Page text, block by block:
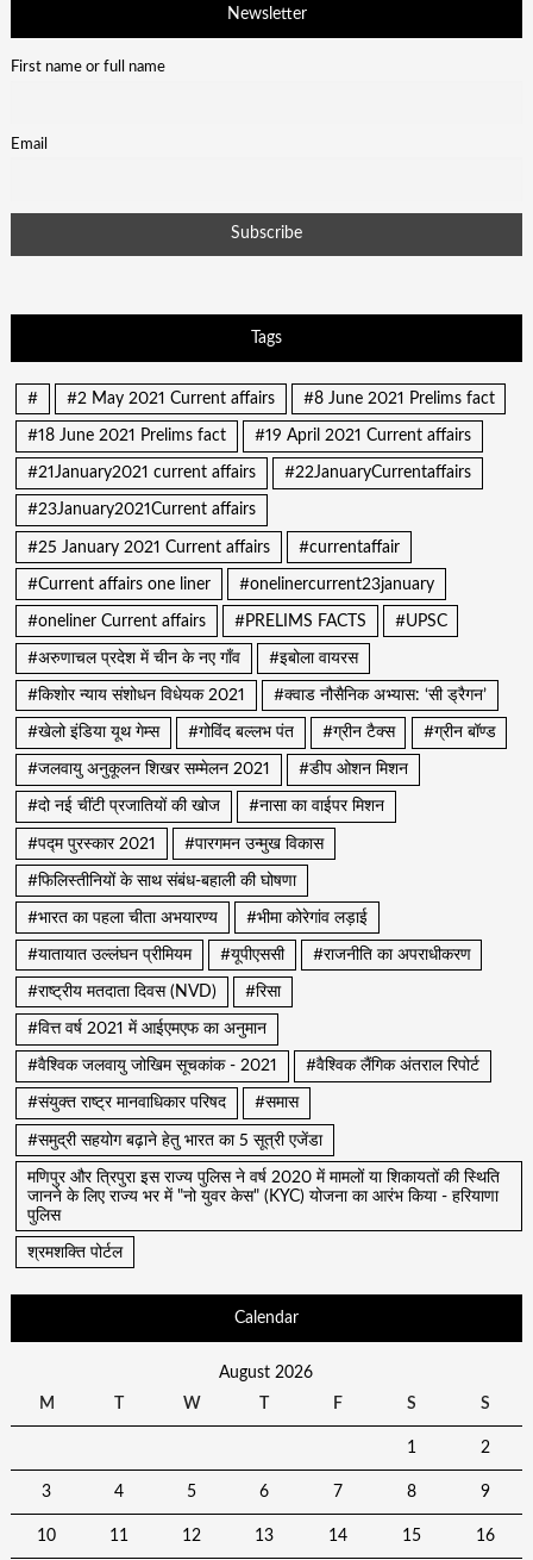
Newsletter
First name or full name
Email
Tags
# #2 May 2021 Current affairs #8 June 2021 Prelims fact
#18 June 2021 Prelims fact #19 April 2021 Current affairs
#21January2021 current affairs #22JanuaryCurrentaffairs
#23January2021Current affairs
#25 January 2021 Current affairs #currentaffair
#Current affairs one liner #onelinercurrent23january
#oneliner Current affairs #PRELIMS FACTS #UPSC
#अरुणाचल प्रदेश में चीन के नए गाँव #इबोला वायरस
#किशोर न्याय संशोधन विधेयक 2021 #क्वाड नौसैनिक अभ्यास: ‘सी ड्रैगन’
#खेलो इंडिया यूथ गेम्स #गोविंद बल्लभ पंत #ग्रीन टैक्स #ग्रीन बॉण्ड
#जलवायु अनुकूलन शिखर सम्मेलन 2021 #डीप ओशन मिशन
#दो नई चींटी प्रजातियों की खोज #नासा का वाईपर मिशन
#पद्म पुरस्कार 2021 #पारगमन उन्मुख विकास
#फिलिस्तीनियों के साथ संबंध-बहाली की घोषणा
#भारत का पहला चीता अभयारण्य #भीमा कोरेगांव लड़ाई
#यातायात उल्लंघन प्रीमियम #यूपीएससी #राजनीति का अपराधीकरण
#राष्ट्रीय मतदाता दिवस (NVD) #रिसा
#वित्त वर्ष 2021 में आईएमएफ का अनुमान
#वैश्विक जलवायु जोखिम सूचकांक - 2021 #वैश्विक लैंगिक अंतराल रिपोर्ट
#संयुक्त राष्ट्र मानवाधिकार परिषद #समास
#समुद्री सहयोग बढ़ाने हेतु भारत का 5 सूत्री एजेंडा
मणिपुर और त्रिपुरा इस राज्य पुलिस ने वर्ष 2020 में मामलों या शिकायतों की स्थिति
जानने के लिए राज्य भर में "नो युवर केस" (KYC) योजना का आरंभ किया - हरियाणा
पुलिस
श्रमशक्ति पोर्टल
Calendar
August 2026
M
T W T F S S
1 2
3 4 5 6 7 8 9
10 11 12 13 14 15 16